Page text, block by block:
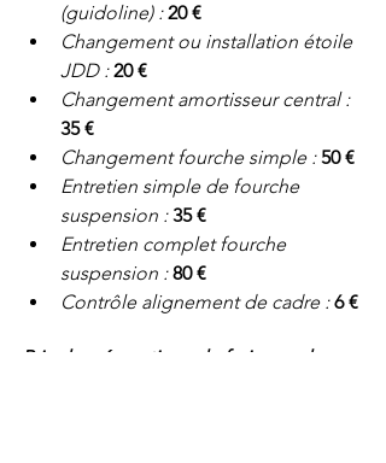
(guidoline) : 20 €
Changement ou installation étoile
JDD : 20 €
Changement amortisseur central :
35 €
Changement fourche simple : 50 €
Entretien simple de fourche
suspension : 35 €
Entretien complet fourche
suspension : 80 €
Contrôle alignement de cadre : 6 €
Prix des réparations de freinage de